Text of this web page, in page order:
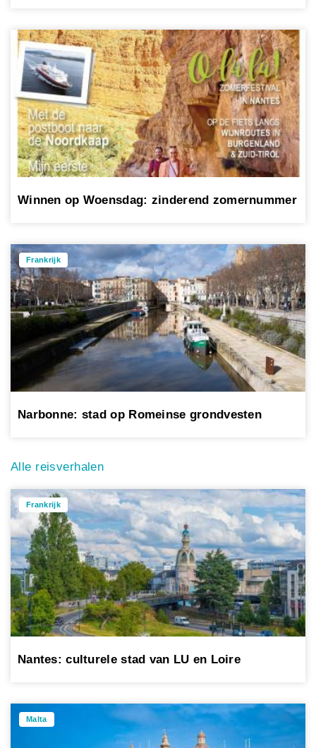
Winnen op Woensdag: zinderend zomernummer
Frankrijk
Narbonne: stad op Romeinse grondvesten
Alle reisverhalen
Frankrijk
Nantes: culturele stad van LU en Loire
Malta